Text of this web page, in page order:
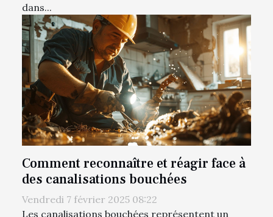
dans...
Comment reconnaître et réagir face à
des canalisations bouchées
Vendredi 7 février 2025 08:22
Les canalisations bouchées représentent un